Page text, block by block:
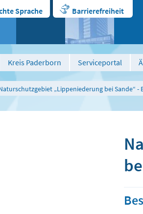
Sprache Barrierefreiheit
Kreis Paderborn Serviceportal
„Lippeniederung bei Sande“ -